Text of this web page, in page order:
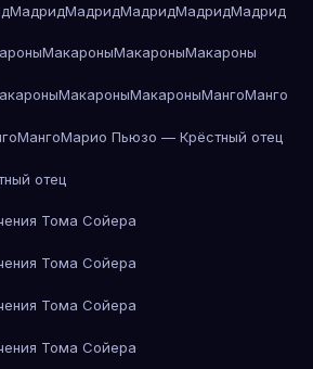
МадридМадридМадридМадридМадрид
МакароныМакароныМакароны
МакароныМакароныМангоМанго
МангоМарио Пьюзо — Крёстный отец
отец
Тома Сойера
Тома Сойера
Тома Сойера
Тома Сойера